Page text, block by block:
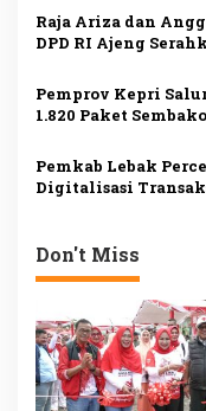
p
o
s
UMKM
Naik Kelas
Raja Ariza dan
DPD RI Ajeng
untuk Kelompok
Tanjungpinang
Pemprov Kepri
1.820 Paket
Masyarakat
Tanjungpinang
Pemkab Lebak
Digitalisasi
Don't Miss